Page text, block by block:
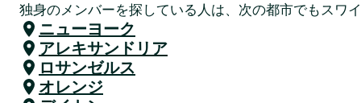
独身のメンバーを探している人は、次の都市でもスワ
ニューヨーク
アレキサンドリア
ロサンゼルス
オレンジ